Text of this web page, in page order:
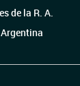
de la R. A.